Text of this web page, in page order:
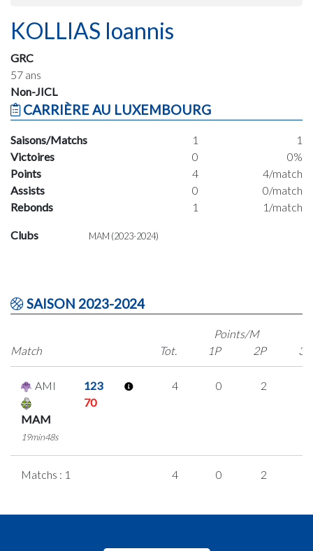
KOLLIAS Ioannis
GRC
57 ans
Non-JICL
CARRIÈRE AU LUXEMBOURG
Saisons/Matchs 1
1
Victoires
0
0%
Points
4
4/match
Assists
0
0/match
Rebonds
1 1/match
Clubs MAM (2023-2024)
SAISON 2023-2024
Match
Points/M
Tot.
1P 2P 3P
AMI 123
MAM
70
19min48s
4 0 2
Matchs : 1 4 0 2